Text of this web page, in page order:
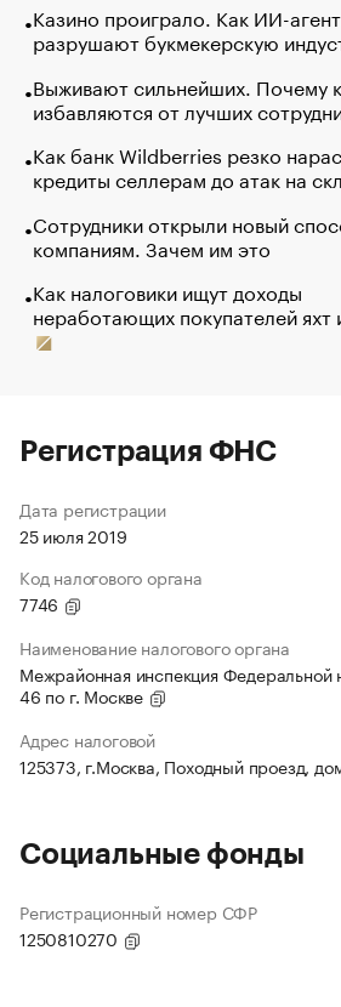
Казино проиграло. Как ИИ-
разрушают букмекерскую
Выживают сильнейших. Почему
избавляются от лучших
Как банк Wildberries резко
кредиты селлерам до атак на
Сотрудники открыли новый
компаниям. Зачем им это
Как налоговики ищут доходы
неработающих покупателей яхт
Регистрация ФНС
Дата регистрации
25 июля 2019
Код налогового органа
7746
Наименование налогового органа
Межрайонная инспекция
46 по г. Москве
Адрес налоговой
125373, г.Москва, Походный проезд,
Социальные фонды
Регистрационный номер СФР
1250810270